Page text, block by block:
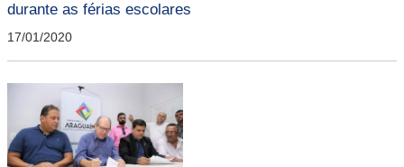
durante as férias escolares
17/01/2020